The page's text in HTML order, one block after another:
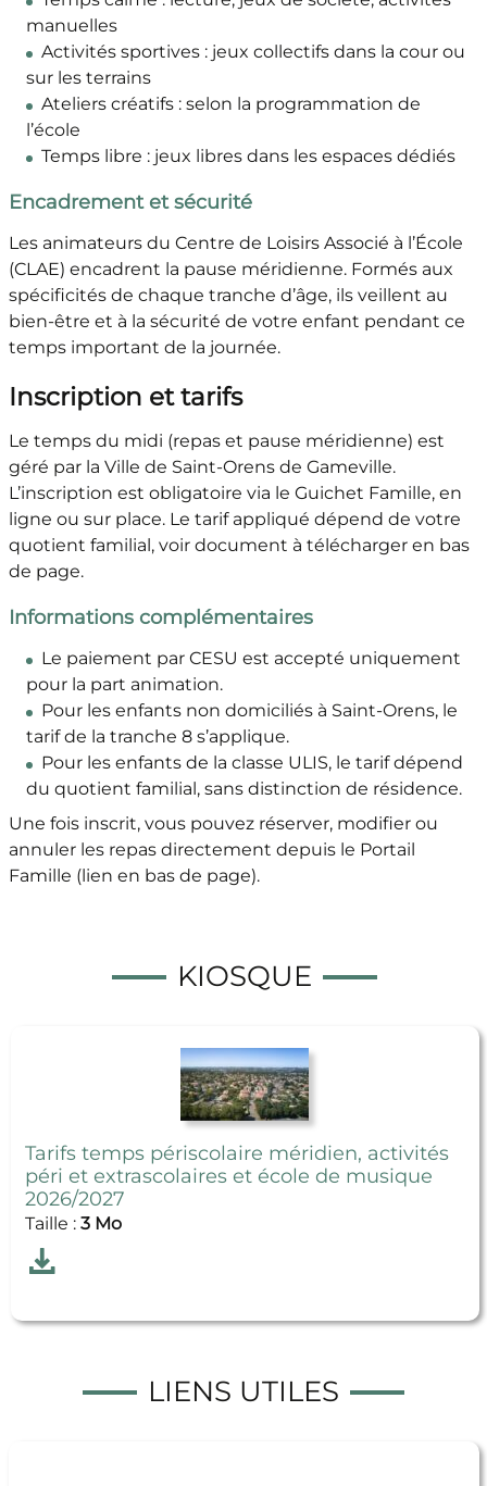
manuelles
Activités sportives : jeux collectifs dans la cour ou
sur les terrains
Ateliers créatifs : selon la programmation de
l’école
Temps libre : jeux libres dans les espaces dédiés
Encadrement et sécurité
Les animateurs du Centre de Loisirs Associé à l’École
(CLAE) encadrent la pause méridienne. Formés aux
spécificités de chaque tranche d’âge, ils veillent au
bien-être et à la sécurité de votre enfant pendant ce
temps important de la journée.
Inscription et tarifs
Le temps du midi (repas et pause méridienne) est
géré par la Ville de Saint-Orens de Gameville.
L’inscription est obligatoire via le Guichet Famille, en
ligne ou sur place. Le tarif appliqué dépend de votre
quotient familial, voir document à télécharger en bas
de page.
Informations complémentaires
Le paiement par CESU est accepté uniquement
pour la part animation.
Pour les enfants non domiciliés à Saint-Orens, le
tarif de la tranche 8 s’applique.
Pour les enfants de la classe ULIS, le tarif dépend
du quotient familial, sans distinction de résidence.
Une fois inscrit, vous pouvez réserver, modifier ou
annuler les repas directement depuis le Portail
Famille (lien en bas de page).
KIOSQUE
Tarifs temps périscolaire méridien, activités
péri et extrascolaires et école de musique
2026/2027
Taille : 3 Mo
Télécharger
LIENS UTILES